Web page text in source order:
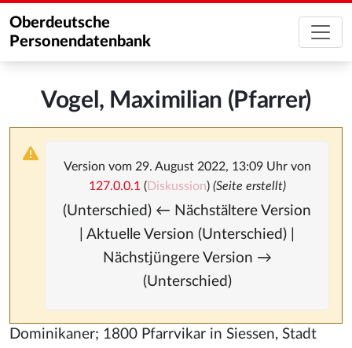
Oberdeutsche
Personendatenbank
Vogel, Maximilian (Pfarrer)
Version vom 29. August 2022, 13:09 Uhr von
127.0.0.1 (Diskussion) (Seite erstellt)
(Unterschied) ← Nächstältere Version
| Aktuelle Version (Unterschied) |
Nächstjüngere Version →
(Unterschied)
Dominikaner; 1800 Pfarrvikar in Siessen, Stadt